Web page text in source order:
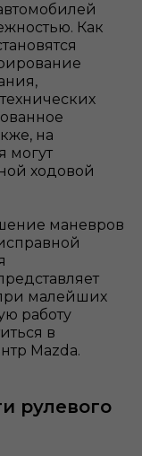
Как
на
могут
ходовой
маневров
малейших
работу
в
Mazda.
рулевого